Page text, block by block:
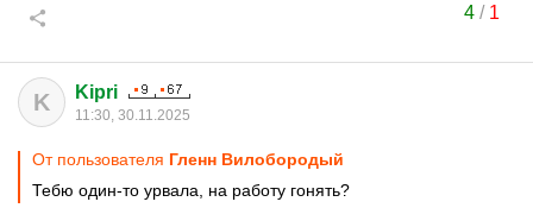
4/ 1
K Kipri
11:30, 30.11.2025
От пользователя Гленн Вилобородый
Тебю один-то урвала, на работу гонять?